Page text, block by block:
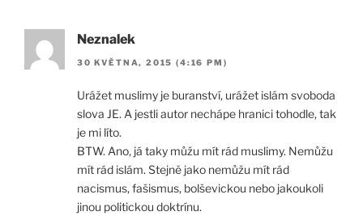
Neznalek
30 KVĚTNA, 2015 (4:16 PM)
Urážet muslimy je buranství, urážet islám svoboda
slova JE. A jestli autor nechápe hranici tohodle, tak
je mi líto.
BTW. Ano, já taky můžu mít rád muslimy. Nemůžu
mít rád islám. Stejně jako nemůžu mít rád
nacismus, fašismus, bolševickou nebo jakoukoli
jinou politickou doktrínu.